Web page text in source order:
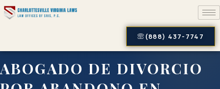
(888) 437-7747
ABOGADO DE DIVORCIO